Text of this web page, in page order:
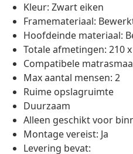
Kleur: Zwart eiken
Framemateriaal:
Hoofdeinde materiaal:
Totale afmetingen: 210 x
Compatibele
Max aantal mensen: 2
Ruime opslagruimte
Duurzaam
Alleen geschikt voor
Montage vereist: Ja
Levering bevat: